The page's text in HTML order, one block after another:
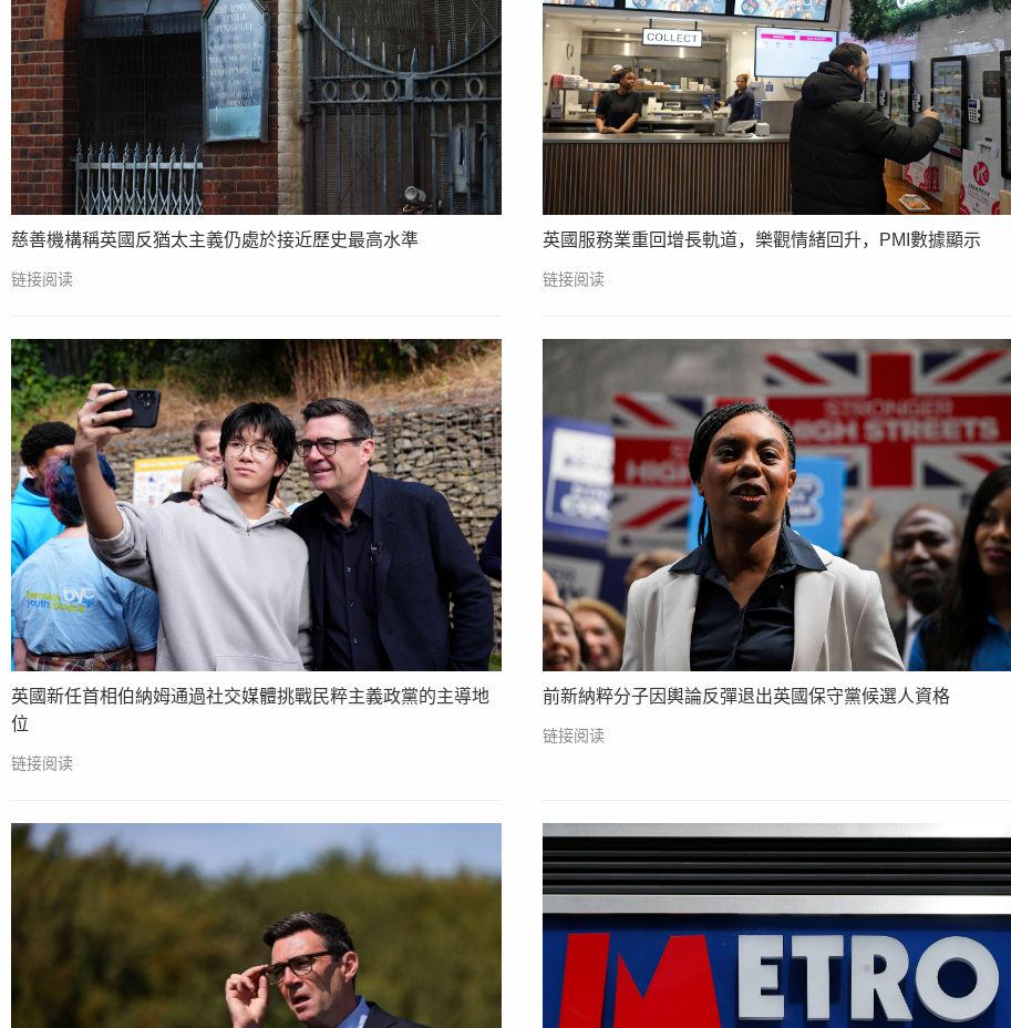
慈善機構稱英國反猶太主義仍處於接近歷史最高水準
链接阅读
英國服務業重回增長軌道，樂觀情緒回升，PMI數據顯示
链接阅读
英國新任首相伯納姆通過社交媒體挑戰民粹主義政黨的主導地
位
链接阅读
前新納粹分子因輿論反彈退出英國保守黨候選人資格
链接阅读